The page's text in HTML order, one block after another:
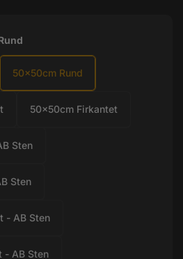
50x50cm Rund
50x50cm Firkantet
Sten
Sten
- AB Sten
- AB Sten